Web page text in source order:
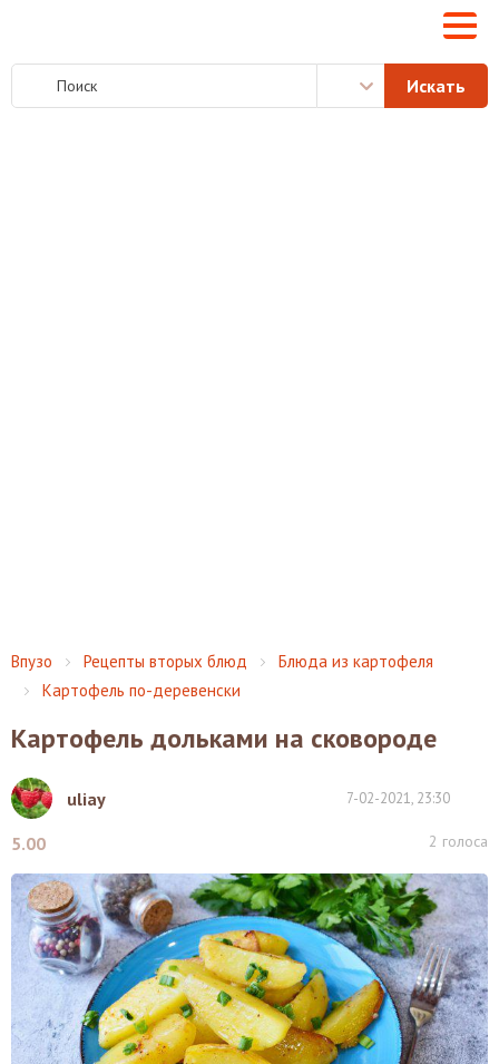
Впузо Рецепты вторых блюд
Блюда из картофеля
Картофель по-деревенски
Картофель дольками на сковороде
uliay 7-02-2021, 23:30
5.00 2 голоса